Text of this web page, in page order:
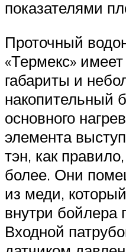
показателями
Проточный
«Термекс»
габариты и
накопительный
основного
элемента
тэн, как
более. Они
из меди,
внутри бойлера
Входной